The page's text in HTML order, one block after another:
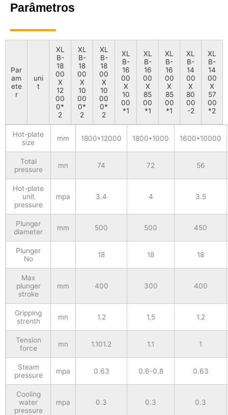
Parâmetros
Par
am
ete
r
uni
t
XL
B-
18
00
X
12
00
0*
2
XL
B-
18
00
X
10
00
0*
2
XL
B-
18
00
X
10
00
0*
2
XL
B-
16
00
X
10
00
*1
XL
B-
16
00
X
85
00
*1
XL
B-
16
00
X
85
00
*1
XL
B-
14
00
X
80
00
-2
XL
B-
14
00
X
57
00
*2
Hot-plate
size
mm 1800*12000 1800*1000 1600*10000
Total
pressure
mn 74 72 56
Hot-plate
unit
pressure
mpa 3.4 4 3.5
Plunger
diameter
mm 500 500 450
Plunger
No
18 18 18
Max
plunger
stroke
mm 400 300 400
Gripping
strenth
mn 1.2 1.5 1.2
Tension
force
mn 1.101.2 1.1 1
Steam
pressure
mpa 0.63 0.6-0.8 0.63
Cooling
water
pressure
mpa 0.3 0.3 0.3